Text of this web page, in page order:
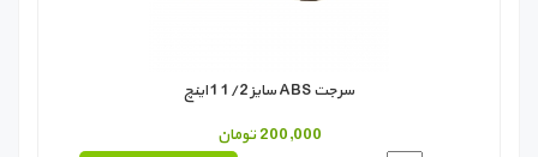
سرجت ABS سایز 1/2 1 اینچ
200,000 تومان